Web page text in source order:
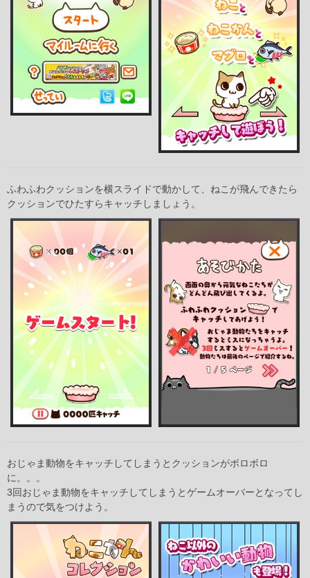
ふわふわクッションを横スライドで動かして、ねこが飛んできたら
クッションでひたすらキャッチしましょう。
おじゃま動物をキャッチしてしまうとクッションがボロボロ
に。。。
3回おじゃま動物をキャッチしてしまうとゲームオーバーとなってし
まうので気をつけよう。